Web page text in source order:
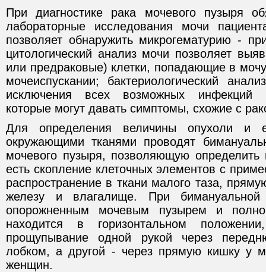
При диагностике рака мочевого пузыря
лабораторные исследования мочи
позволяет обнаружить микрогематурию -
цитологический анализ мочи позволяет
или предраковые) клетки, попадающие в
мочеиспускании; бактериологический
исключения всех возможных инфекций
которые могут давать симптомы, схожие с
Для определения величины опухоли и
окружающими тканями проводят
мочевого пузыря, позволяющую определить
есть скопление клеточных элементов c
распространение в ткани малого таза,
железу и влагалище. При
опорожненным мочевым пузырем и
находится в горизонтальном
прощупывание одной рукой через
лобком, а другой - через прямую кишку у
женщин.